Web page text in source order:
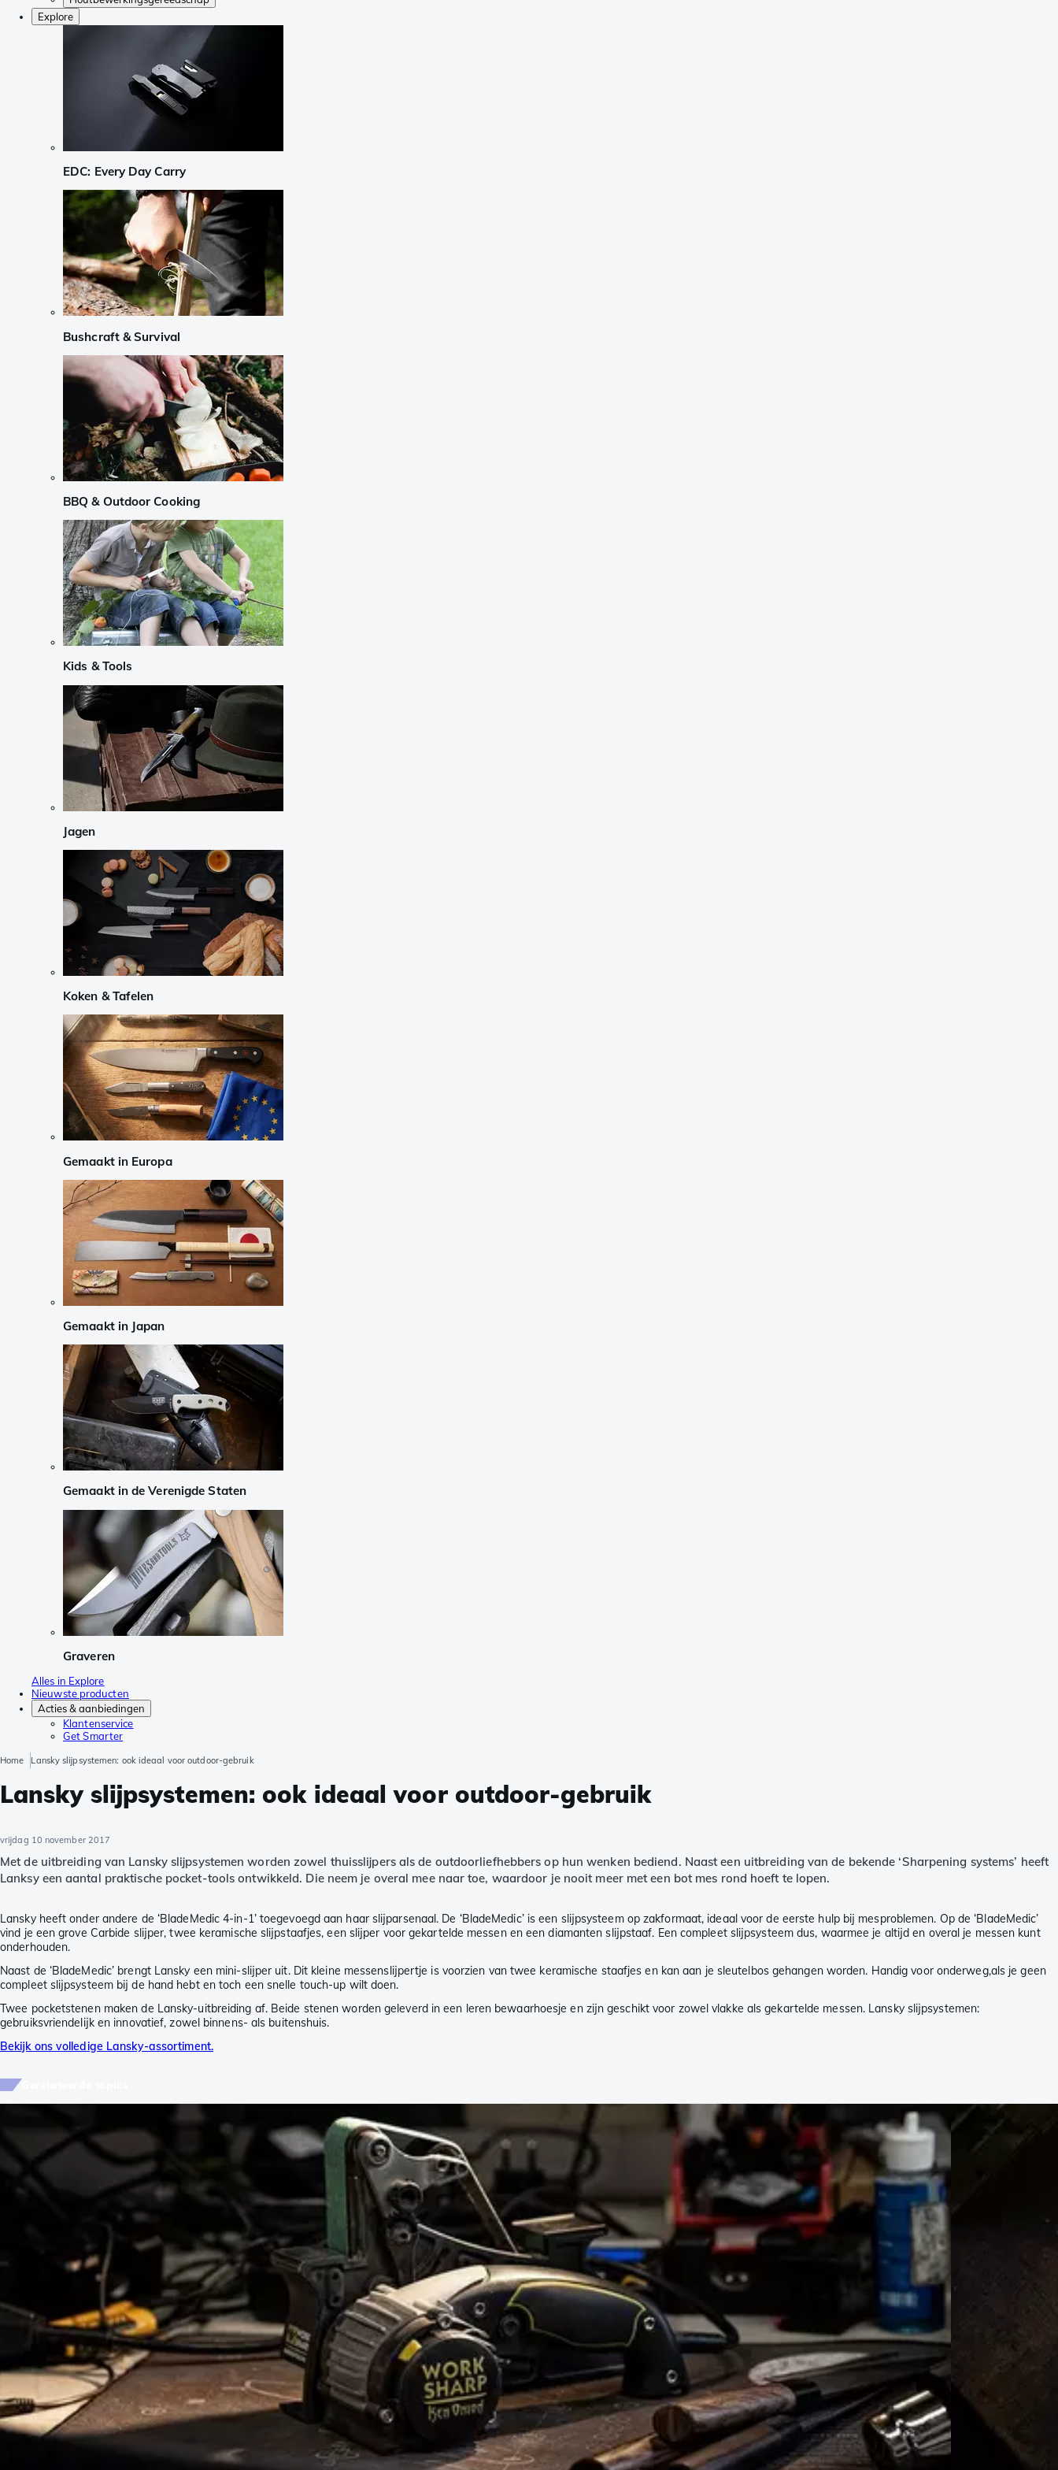
Explore
EDC: Every Day Carry
Bushcraft & Survival
BBQ & Outdoor Cooking
Kids & Tools
Jagen
Koken & Tafelen
Gemaakt in Europa
Gemaakt in Japan
Gemaakt in de Verenigde Staten
Graveren
Alles in Explore
Nieuwste producten
Acties & aanbiedingen
Klantenservice
Get Smarter
Home Lansky slijpsystemen: ook ideaal voor outdoor-gebruik
Lansky slijpsystemen: ook ideaal voor outdoor-gebruik
vrijdag 10 november 2017
Met de uitbreiding van Lansky slijpsystemen worden zowel thuisslijpers als de outdoorliefhebbers op hun wenken bediend. Naast een uitbreiding van de bekende ‘Sharpening systems’ heeft
Lanksy een aantal praktische pocket-tools ontwikkeld. Die neem je overal mee naar toe, waardoor je nooit meer met een bot mes rond hoeft te lopen.
Lansky heeft onder andere de ‘BladeMedic 4-in-1’ toegevoegd aan haar slijparsenaal. De ‘BladeMedic’ is een slijpsysteem op zakformaat, ideaal voor de eerste hulp bij mesproblemen. Op de ‘BladeMedic’
vind je een grove Carbide slijper, twee keramische slijpstaafjes, een slijper voor gekartelde messen en een diamanten slijpstaaf. Een compleet slijpsysteem dus, waarmee je altijd en overal je messen kunt
onderhouden.
Naast de ‘BladeMedic’ brengt Lansky een mini-slijper uit. Dit kleine messenslijpertje is voorzien van twee keramische staafjes en kan aan je sleutelbos gehangen worden. Handig voor onderweg,als je geen
compleet slijpsysteem bij de hand hebt en toch een snelle touch-up wilt doen.
Twee pocketstenen maken de Lansky-uitbreiding af. Beide stenen worden geleverd in een leren bewaarhoesje en zijn geschikt voor zowel vlakke als gekartelde messen. Lansky slijpsystemen:
gebruiksvriendelijk en innovatief, zowel binnens- als buitenshuis.
Bekijk ons volledige Lansky-assortiment.